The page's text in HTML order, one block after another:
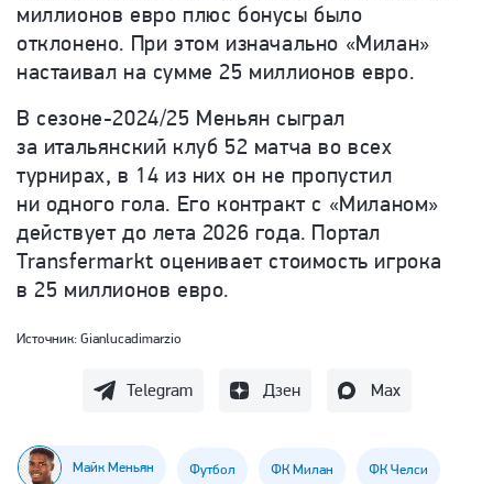
миллионов евро плюс бонусы было
отклонено. При этом изначально «Милан»
настаивал на сумме 25 миллионов евро.
В сезоне-2024/25 Меньян сыграл
за итальянский клуб 52 матча во всех
турнирах, в 14 из них он не пропустил
ни одного гола. Его контракт с «Миланом»
действует до лета 2026 года. Портал
Transfermarkt оценивает стоимость игрока
в 25 миллионов евро.
Источник: Gianlucadimarzio
Telegram Дзен Max
Майк Меньян Футбол ФК Милан ФК Челси